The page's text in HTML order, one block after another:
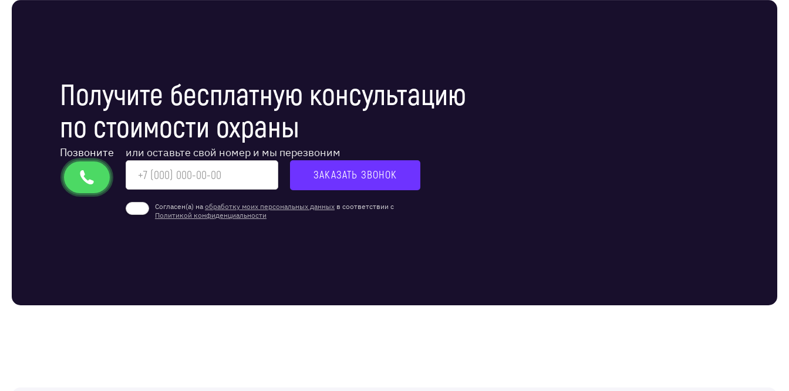
Получите бесплатную консультацию
по стоимости охраны
Позвоните или оставьте свой номер и мы перезвоним
Согласен(а) на обработку моих персональных данных в соответствии с
Политикой конфиденциальности